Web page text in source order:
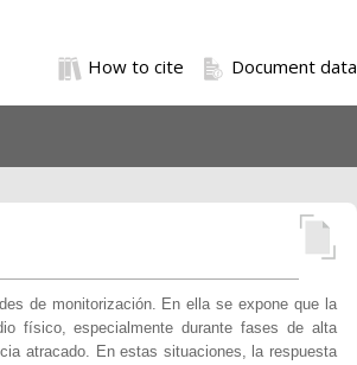
Document data
How to cite
de monitorización. En ella se expone que la
físico, especialmente durante fases de alta
atracado. En estas situaciones, la respuesta